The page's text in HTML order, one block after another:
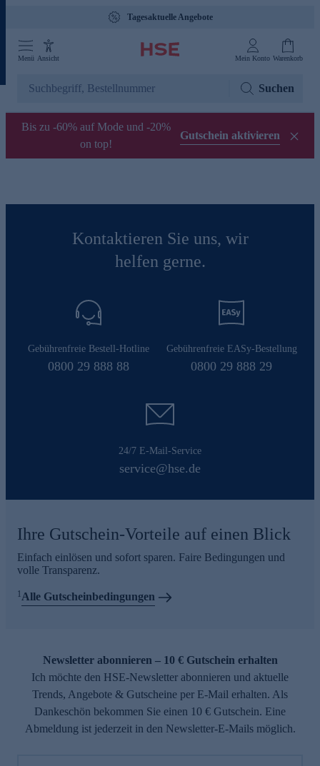
Tagesaktuelle Angebote
Menü Ansicht Mein Konto Warenkorb
Suchen
Bis zu -60% auf Mode und -20%
on top!
Gutschein aktivieren
Kontaktieren Sie uns, wir
helfen gerne.
Gebührenfreie Bestell-Hotline
0800 29 888 88
Gebührenfreie EASy-Bestellung
0800 29 888 29
24/7 E-Mail-Service
service@hse.de
Ihre Gutschein-Vorteile auf einen Blick
Einfach einlösen und sofort sparen. Faire Bedingungen und
volle Transparenz.
1Alle Gutscheinbedingungen
Newsletter abonnieren – 10 € Gutschein erhalten
Ich möchte den HSE-Newsletter abonnieren und aktuelle
Trends, Angebote & Gutscheine per E-Mail erhalten. Als
Dankeschön bekommen Sie einen 10 € Gutschein. Eine
Abmeldung ist jederzeit in den Newsletter-E-Mails möglich.